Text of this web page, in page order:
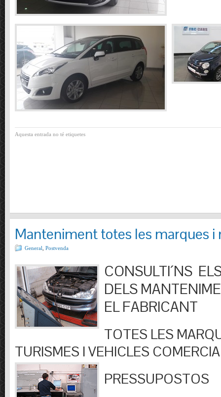
Aquesta entrada no té etiquetes
Manteniment totes les marques i
General Postvenda
CONSULTI´NS
DELS
EL FABRICANT
TOTES LES
TURISMES I VEHICLES
PRESSUPOSTOS